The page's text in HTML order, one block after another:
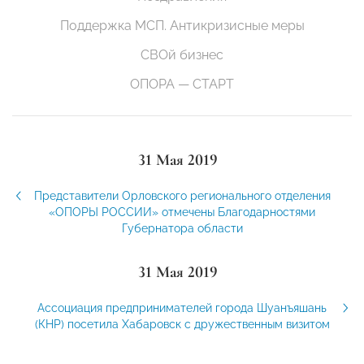
Поддержка МСП. Антикризисные меры
СВОй бизнес
ОПОРА — СТАРТ
31 Мая 2019
Представители Орловского регионального отделения
«ОПОРЫ РОССИИ» отмечены Благодарностями
Губернатора области
31 Мая 2019
Ассоциация предпринимателей города Шуанъяшань
(КНР) посетила Хабаровск с дружественным визитом